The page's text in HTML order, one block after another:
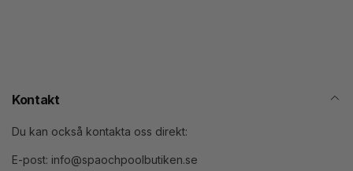
Kontakt
Du kan också kontakta oss direkt:
E-post: info@spaochpoolbutiken.se